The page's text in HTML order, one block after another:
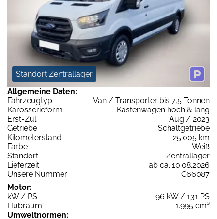
Standort Zentrallager
Allgemeine Daten:
Fahrzeugtyp
Van / Transporter bis 7,5 Tonnen
Karosserieform
Kastenwagen hoch & lang
Erst-Zul.
Aug / 2023
Getriebe
Schaltgetriebe
Kilometerstand
25.005 km
Farbe
Weiß
Standort
Zentrallager
Lieferzeit
ab ca. 10.08.2026
Unsere Nummer
C66087
Motor:
kW / PS
96 kW / 131 PS
Hubraum
1.995 cm³
Umweltnormen: